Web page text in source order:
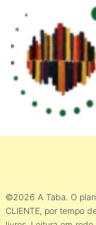
©2026 A Taba. O
CLIENTE, por tempo